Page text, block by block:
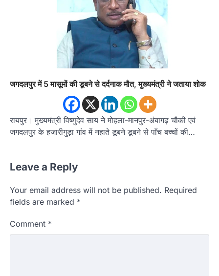
जगदलपुर में 5 मासूमों की डूबने से दर्दनाक मौत, मुख्यमंत्री ने जताया शोक
रायपुर। मुख्यमंत्री विष्णुदेव साय ने मोहला-मानपुर-अंबागढ़ चौकी एवं
जगदलपुर के हजारीगुड़ा गांव में नहाते डूबने डूबने से पाँच बच्चों की…
Leave a Reply
Your email address will not be published. Required
fields are marked *
Comment *